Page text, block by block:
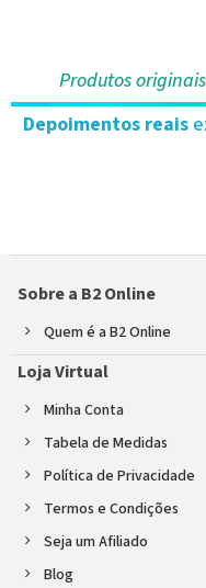
Produtos
Depoimentos reais
Sobre a B2 Online
Quem é a B2 Online
Loja Virtual
Minha Conta
Tabela de Medidas
Política de Privacidade
Termos e Condições
Seja um Afiliado
Blog